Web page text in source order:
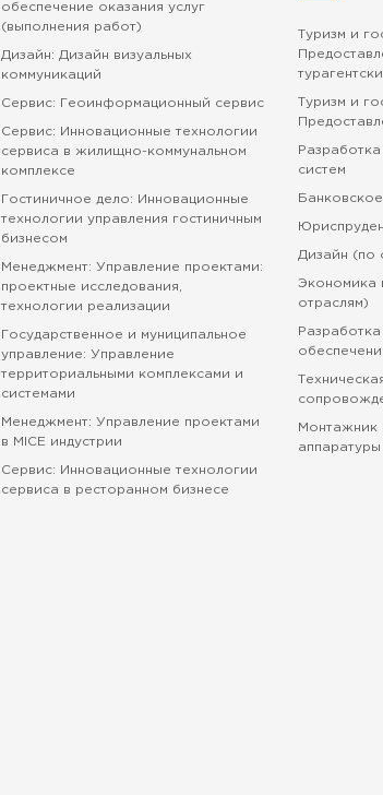
обеспечение оказания услуг
(выполнения работ)
Дизайн: Дизайн визуальных
коммуникаций
Сервис: Геоинформационный сервис
Сервис: Инновационные технологии
сервиса в жилищно-коммунальном
комплексе
Гостиничное дело: Инновационные
технологии управления гостиничным
бизнесом
Менеджмент: Управление проектами:
проектные исследования,
технологии реализации
Государственное и муниципальное
управление: Управление
территориальными комплексами и
системами
Менеджмент: Управление проектами
в MICE индустрии
Сервис: Инновационные технологии
сервиса в ресторанном бизнесе
Туризм и
Туризм и
систем
Дизайн (по
Экономика
отраслям)
Монтажник